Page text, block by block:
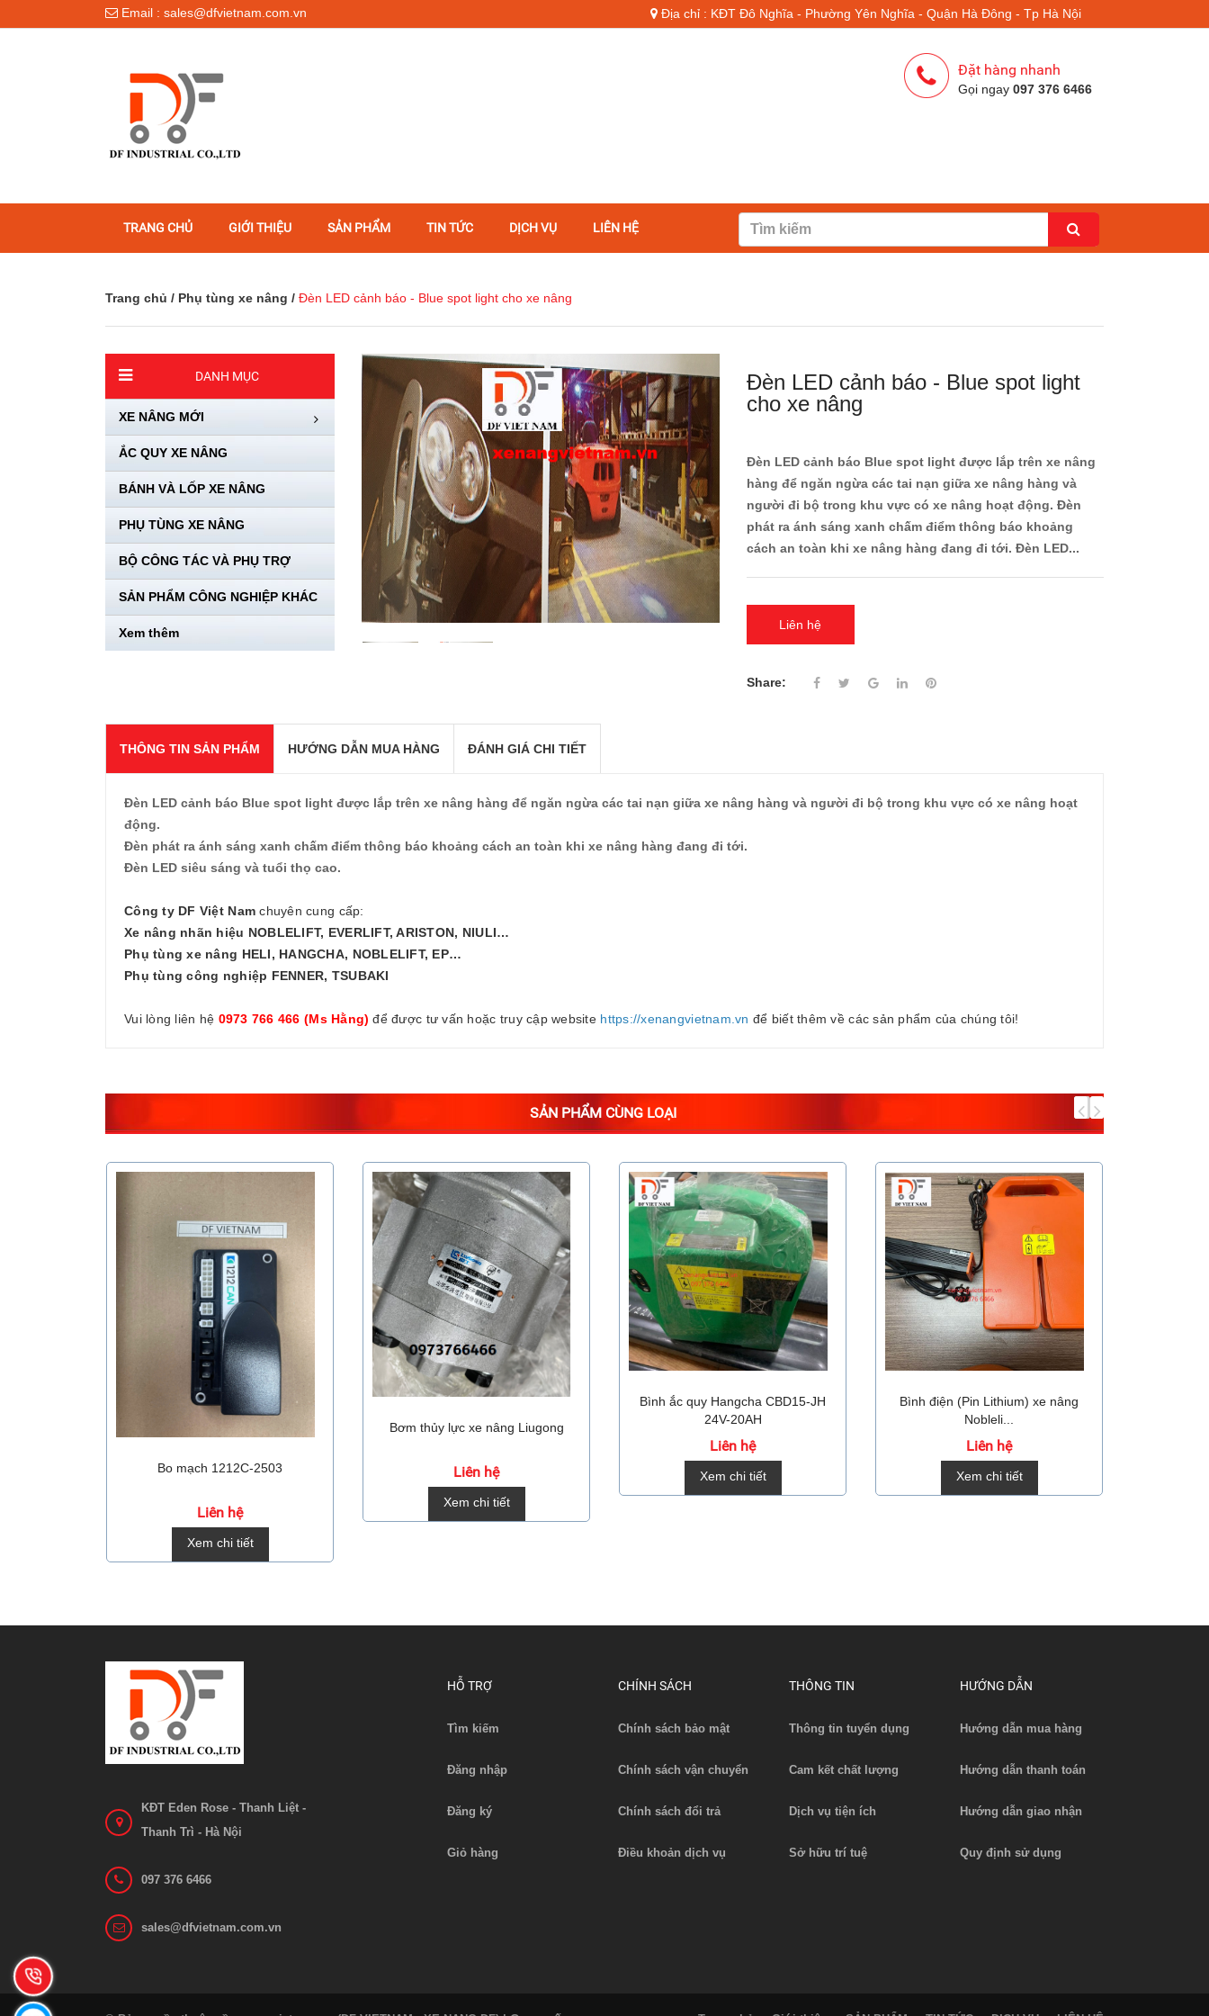
Email : sales@dfvietnam.com.vn Địa chỉ : KĐT Đô Nghĩa - Phường Yên Nghĩa - Quận Hà Đông - Tp Hà Nội
Đặt hàng nhanh
Gọi ngay 097 376 6466
TRANG CHỦ GIỚI THIỆU SẢN PHẨM TIN TỨC DỊCH VỤ LIÊN HỆ
Trang chủ / Phụ tùng xe nâng / Đèn LED cảnh báo - Blue spot light cho xe nâng
DANH MỤC
XE NÂNG MỚI
ẮC QUY XE NÂNG
BÁNH VÀ LỐP XE NÂNG
PHỤ TÙNG XE NÂNG
BỘ CÔNG TÁC VÀ PHỤ TRỢ
SẢN PHẨM CÔNG NGHIỆP KHÁC
Xem thêm
Đèn LED cảnh báo - Blue spot light
cho xe nâng
Đèn LED cảnh báo Blue spot light được lắp trên xe nâng
hàng để ngăn ngừa các tai nạn giữa xe nâng hàng và
người đi bộ trong khu vực có xe nâng hoạt động. Đèn
phát ra ánh sáng xanh chấm điểm thông báo khoảng
cách an toàn khi xe nâng hàng đang đi tới. Đèn LED...
Liên hệ
Share:
THÔNG TIN SẢN PHẨM HƯỚNG DẪN MUA HÀNG ĐÁNH GIÁ CHI TIẾT
Đèn LED cảnh báo Blue spot light được lắp trên xe nâng hàng để ngăn ngừa các tai nạn giữa xe nâng hàng và người đi bộ trong khu vực có xe nâng hoạt
động.
Đèn phát ra ánh sáng xanh chấm điểm thông báo khoảng cách an toàn khi xe nâng hàng đang đi tới.
Đèn LED siêu sáng và tuổi thọ cao.
Công ty DF Việt Nam chuyên cung cấp:
Xe nâng nhãn hiệu NOBLELIFT, EVERLIFT, ARISTON, NIULI…
Phụ tùng xe nâng HELI, HANGCHA, NOBLELIFT, EP…
Phụ tùng công nghiệp FENNER, TSUBAKI
Vui lòng liên hệ 0973 766 466 (Ms Hằng) để được tư vấn hoặc truy cập website https://xenangvietnam.vn để biết thêm về các sản phẩm của chúng tôi!
SẢN PHẨM CÙNG LOẠI
Bo mạch 1212C-2503
Liên hệ
Xem chi tiết
Bơm thủy lực xe nâng Liugong
Liên hệ
Xem chi tiết
Bình ắc quy Hangcha CBD15-JH
24V-20AH
Liên hệ
Xem chi tiết
Bình điện (Pin Lithium) xe nâng
Nobleli...
Liên hệ
Xem chi tiết
KĐT Eden Rose - Thanh Liệt -
Thanh Trì - Hà Nội
097 376 6466
sales@dfvietnam.com.vn
HỖ TRỢ
Tìm kiếm
Đăng nhập
Đăng ký
Giỏ hàng
CHÍNH SÁCH
Chính sách bảo mật
Chính sách vận chuyển
Chính sách đổi trả
Điều khoản dịch vụ
THÔNG TIN
Thông tin tuyển dụng
Cam kết chất lượng
Dịch vụ tiện ích
Sở hữu trí tuệ
HƯỚNG DẪN
Hướng dẫn mua hàng
Hướng dẫn thanh toán
Hướng dẫn giao nhận
Quy định sử dụng